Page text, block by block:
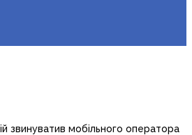
звинуватив мобільного оператора